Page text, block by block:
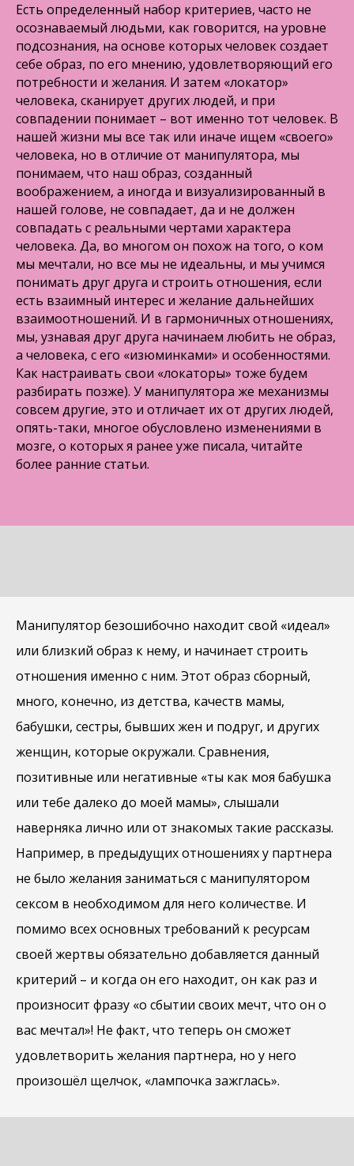
Есть определенный набор критериев, часто не
осознаваемый людьми, как говорится, на уровне
подсознания, на основе которых человек создает
себе образ, по его мнению, удовлетворяющий его
потребности и желания. И затем «локатор»
человека, сканирует других людей, и при
совпадении понимает – вот именно тот человек. В
нашей жизни мы все так или иначе ищем «своего»
человека, но в отличие от манипулятора, мы
понимаем, что наш образ, созданный
воображением, а иногда и визуализированный в
нашей голове, не совпадает, да и не должен
совпадать с реальными чертами характера
человека. Да, во многом он похож на того, о ком
мы мечтали, но все мы не идеальны, и мы учимся
понимать друг друга и строить отношения, если
есть взаимный интерес и желание дальнейших
взаимоотношений. И в гармоничных отношениях,
мы, узнавая друг друга начинаем любить не образ,
а человека, с его «изюминками» и особенностями.
Как настраивать свои «локаторы» тоже будем
разбирать позже). У манипулятора же механизмы
совсем другие, это и отличает их от других людей,
опять-таки, многое обусловлено изменениями в
мозге, о которых я ранее уже писала, читайте
более ранние статьи.
Манипулятор безошибочно находит свой «идеал»
или близкий образ к нему, и начинает строить
отношения именно с ним. Этот образ сборный,
много, конечно, из детства, качеств мамы,
бабушки, сестры, бывших жен и подруг, и других
женщин, которые окружали. Сравнения,
позитивные или негативные «ты как моя бабушка
или тебе далеко до моей мамы», слышали
наверняка лично или от знакомых такие рассказы.
Например, в предыдущих отношениях у партнера
не было желания заниматься с манипулятором
сексом в необходимом для него количестве. И
помимо всех основных требований к ресурсам
своей жертвы обязательно добавляется данный
критерий – и когда он его находит, он как раз и
произносит фразу «о сбытии своих мечт, что он о
вас мечтал»! Не факт, что теперь он сможет
удовлетворить желания партнера, но у него
произошёл щелчок, «лампочка зажглась».